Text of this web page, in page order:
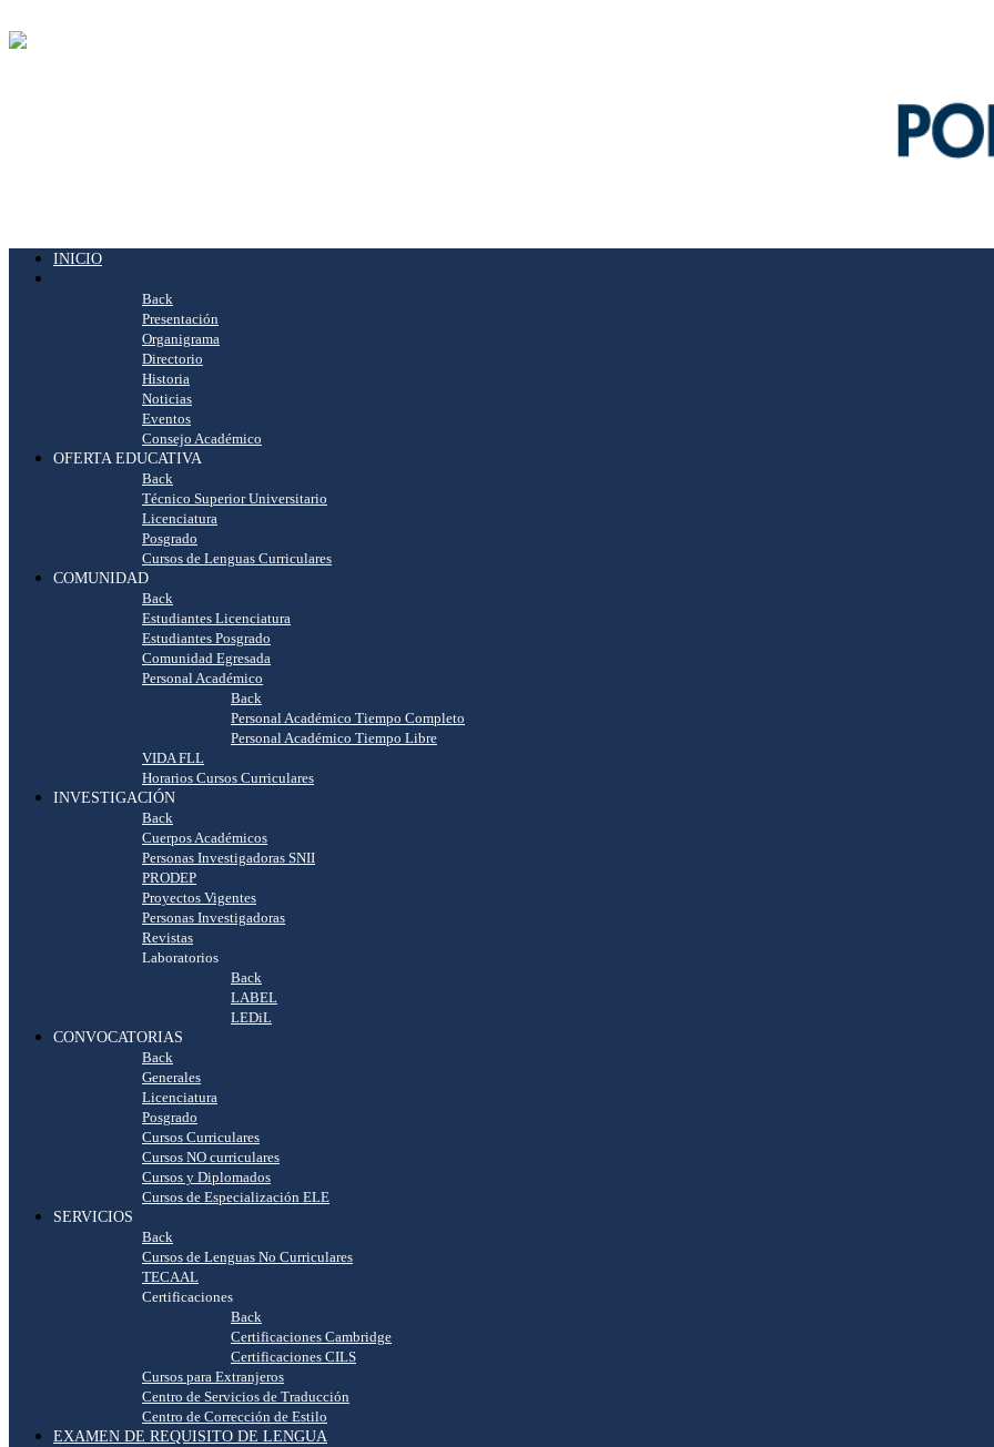
INICIO
Back
Presentación
Organigrama
Directorio
Historia
Noticias
Eventos
Consejo Académico
OFERTA EDUCATIVA
Back
Técnico Superior Universitario
Licenciatura
Posgrado
Cursos de Lenguas Curriculares
COMUNIDAD
Back
Estudiantes Licenciatura
Estudiantes Posgrado
Comunidad Egresada
Personal Académico
Back
Personal Académico Tiempo Completo
Personal Académico Tiempo Libre
VIDA FLL
Horarios Cursos Curriculares
INVESTIGACIÓN
Back
Cuerpos Académicos
Personas Investigadoras SNII
PRODEP
Proyectos Vigentes
Personas Investigadoras
Revistas
Laboratorios
Back
LABEL
LEDiL
CONVOCATORIAS
Back
Generales
Licenciatura
Posgrado
Cursos Curriculares
Cursos NO curriculares
Cursos y Diplomados
Cursos de Especialización ELE
SERVICIOS
Back
Cursos de Lenguas No Curriculares
TECAAL
Certificaciones
Back
Certificaciones Cambridge
Certificaciones CILS
Cursos para Extranjeros
Centro de Servicios de Traducción
Centro de Corrección de Estilo
EXAMEN DE REQUISITO DE LENGUA